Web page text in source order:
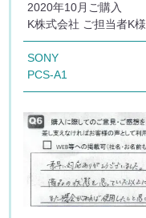
2020年10月ご購入
K株式会社 ご担当者K様
SONY
PCS-A1